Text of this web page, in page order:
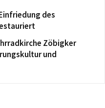
des
Zöbigker
und